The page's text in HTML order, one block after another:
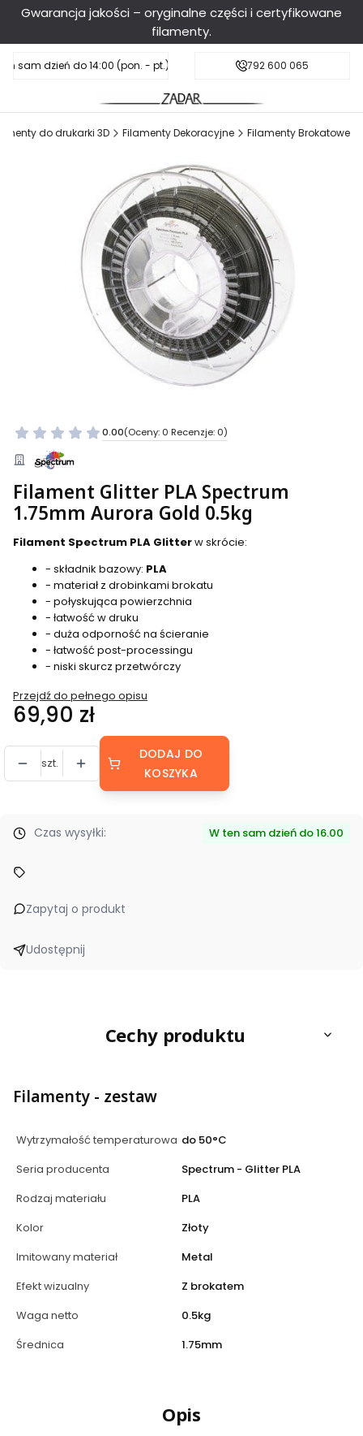
Gwarancja jakości – oryginalne części i certyfikowane
filamenty.
sam dzień do 14:00 (pon. - pt.), sobota do 11:00Darmowa dostawa od 199 zł
792 600 065
do drukarki 3D Filamenty Dekoracyjne Filamenty Brokatowe
0.00(Oceny: 0 Recenzje: 0)
Filament Glitter PLA Spectrum
1.75mm Aurora Gold 0.5kg
Filament Spectrum PLA Glitterw skrócie:
- składnik bazowy: PLA
- materiał z drobinkami brokatu
- połyskująca powierzchnia
- łatwość w druku
- duża odporność na ścieranie
- łatwość post-processingu
- niski skurcz przetwórczy
Przejdź do pełnego opisu
Cena
69,90 zł
szt.
DODAJ DO
KOSZYKA
Czas wysyłki: W ten sam dzień do 16.00
Zapytaj o produkt
Udostępnij
Cechy produktu
Filamenty - zestaw
Wytrzymałość temperaturowa do 50°C
Seria producenta
Spectrum - Glitter PLA
Rodzaj materiału
PLA
Kolor
Złoty
Imitowany materiał
Metal
Efekt wizualny
Z brokatem
Waga netto
0.5kg
Średnica
1.75mm
Opis